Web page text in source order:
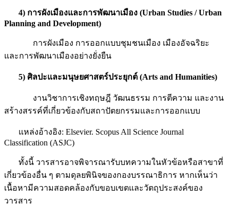
4) การผังเมืองและการพัฒนาเมือง (Urban Studies / Urban
Planning and Development)
การผังเมือง การออกแบบชุมชนเมือง เมืองอัจฉริยะ
และการพัฒนาเมืองอย่างยั่งยืน
5) ศิลปะและมนุษยศาสตร์ประยุกต์ (Arts and Humanities)
งานวิชาการเชิงทฤษฎี วัฒนธรรม การตีความ และงาน
สร้างสรรค์ที่เกี่ยวข้องกับสถาปัตยกรรมและการออกแบบ
แหล่งอ้างอิง: Elsevier. Scopus All Science Journal
Classification (ASJC)
ทั้งนี้ วารสารอาจพิจารณารับบทความในหัวข้อหรือสาขาที่
เกี่ยวข้องอื่น ๆ ตามดุลยพินิจของกองบรรณาธิการ หากเห็นว่า
เนื้อหามีความสอดคล้องกับขอบเขตและวัตถุประสงค์ของ
วารสาร